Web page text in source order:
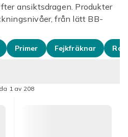
ansiktsdragen. Produkter
från lätt BB-
Primer Fejkfräknar
1 av 208